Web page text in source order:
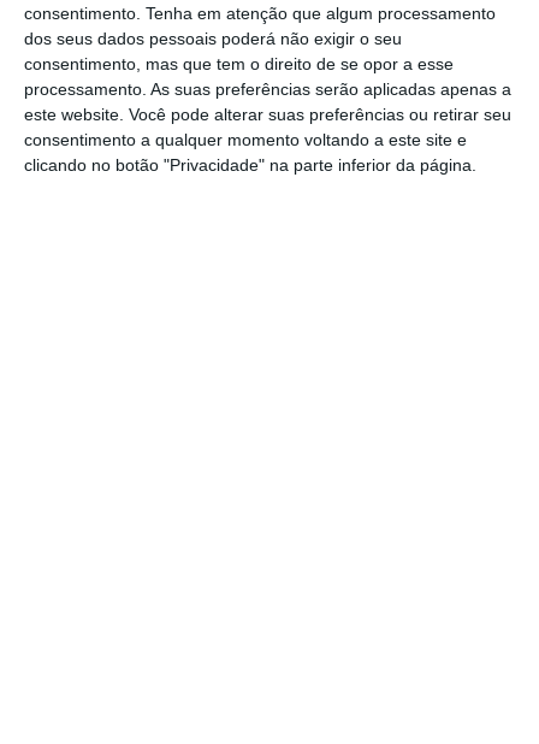
consentimento. Tenha em atenção que algum processamento
dos seus dados pessoais poderá não exigir o seu
consentimento, mas que tem o direito de se opor a esse
processamento. As suas preferências serão aplicadas apenas a
este website. Você pode alterar suas preferências ou retirar seu
consentimento a qualquer momento voltando a este site e
clicando no botão "Privacidade" na parte inferior da página.
A recompra de ações
pedida por Elliott e o
salário de Mexia